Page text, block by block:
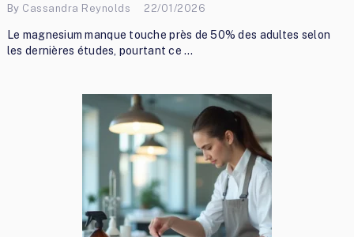
By Cassandra Reynolds 22/01/2026
Le magnesium manque touche près de 50% des adultes selon
les dernières études, pourtant ce …